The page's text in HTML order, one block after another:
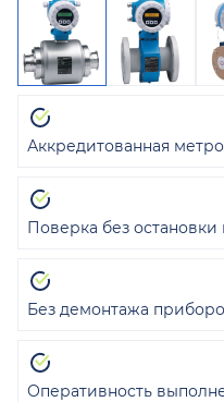
Аккредитованная
Поверка без остановки
Без демонтажа
Оперативность